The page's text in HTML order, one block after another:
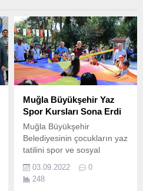
Muğla Büyükşehir Yaz
Spor Kursları Sona Erdi
Muğla Büyükşehir
Belediyesinin çocukların yaz
tatilini spor ve sosyal
faaliyetlerle geçirmesi için
başlattığı yaz spor kursları
sona erdi.
03.09.2022
0
248